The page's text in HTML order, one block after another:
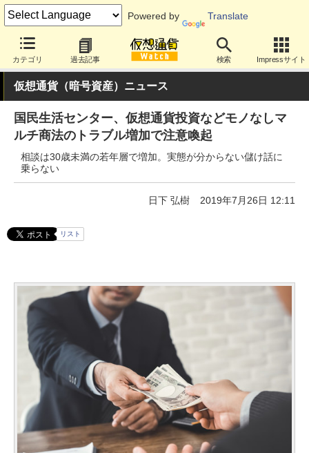
Powered by Translate
カテゴリ 過去記事 検索 Impressサイト
仮想通貨（暗号資産）ニュース
国民生活センター、仮想通貨投資などモノなしマ
ルチ商法のトラブル増加で注意喚起
相談は30歳未満の若年層で増加。実態が分からない儲け話に
乗らない
日下 弘樹 2019年7月26日 12:11
リスト